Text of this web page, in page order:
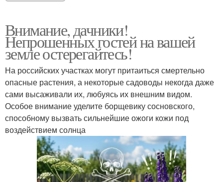
Внимание, дачники!
Непрошенных гостей на вашей
земле остерегайтесь!
На российских участках могут притаиться смертельно
опасные растения, а некоторые садоводы некогда даже
сами высаживали их, любуясь их внешним видом.
Особое внимание уделите борщевику сосновского,
способному вызвать сильнейшие ожоги кожи под
воздействием солнца